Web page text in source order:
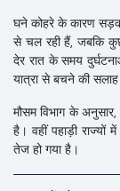
घने कोहरे के कारण
से चल रही हैं, जबकि
देर रात के समय
यात्रा से बचने की सलाह
मौसम विभाग के
है। वहीं पहाड़ी राज्यों
तेज हो गया है।